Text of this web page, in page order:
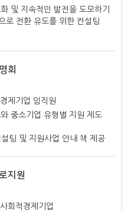
및 지속적인 발전을 도모하기
로 전환 유도를 위한 컨설팅
회
제기업 임직원
중소기업 유형별 지원 제도
팅 및 지원사업 안내 책 제공
지원
회적경제기업